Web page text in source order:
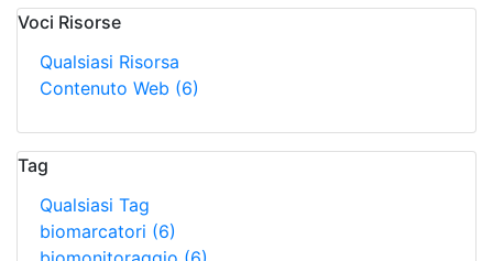
Voci Risorse
Qualsiasi Risorsa
Contenuto Web (6)
Tag
Qualsiasi Tag
biomarcatori (6)